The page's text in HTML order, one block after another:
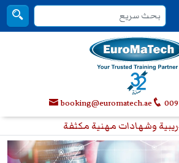
booking@euromatech.ae
وشهادات مهنية مكثفة